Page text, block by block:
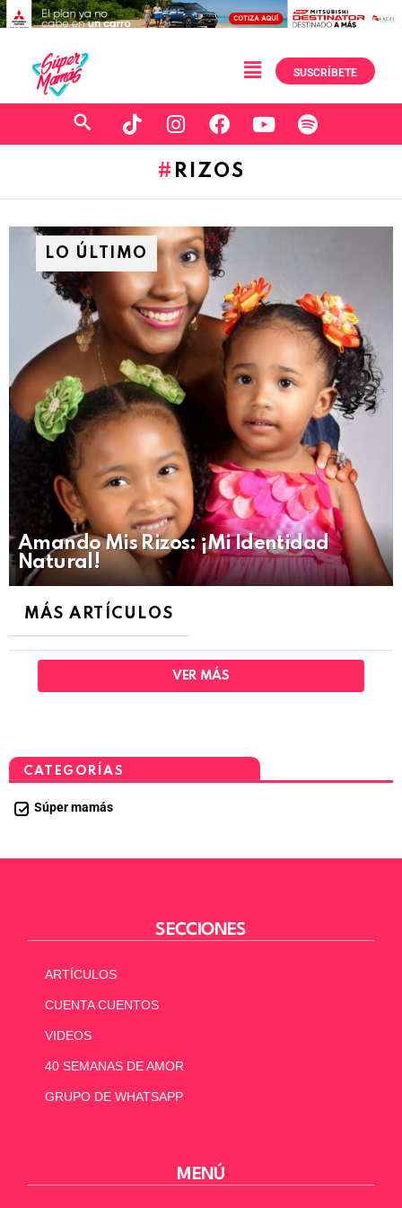
SUSCRÍBETE
RIZOS
LO ÚLTIMO
Amando Mis Rizos: ¡Mi Identidad
Natural!
MÁS ARTÍCULOS
VER MÁS
CATEGORÍAS
Súper mamás
SECCIONES
ARTÍCULOS
CUENTA CUENTOS
VIDEOS
40 SEMANAS DE AMOR
GRUPO DE WHATSAPP
MENÚ